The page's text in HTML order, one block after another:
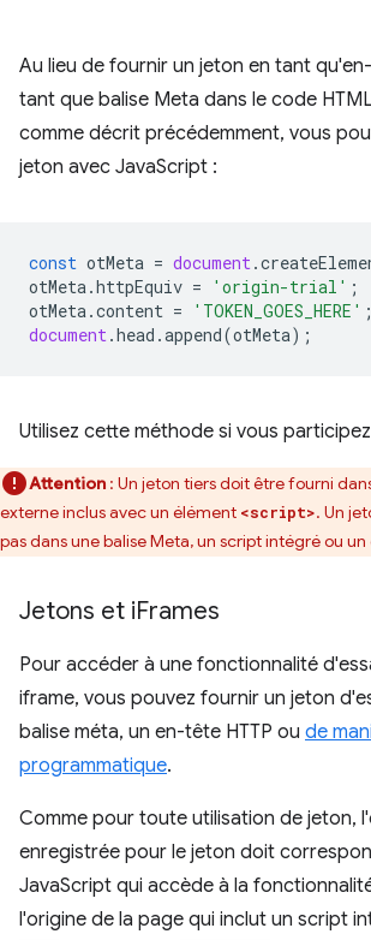
Au lieu de fournir un jeton en tant
tant que balise Meta dans le code
comme décrit précédemment, vous
jeton avec JavaScript :
const otMeta = document.
otMeta.httpEquiv = 'origin-trial' ;
otMeta.content = 'TOKEN_GOES_HERE' ;
document.head .append(otMeta);
Utilisez cette méthode si vous
Attention : Un jeton tiers doit être fourni
externe inclus avec un élément <script>. Un
pas dans une balise Meta, un script intégré ou un
Jetons et iFrames
Pour accéder à une fonctionnalité
iframe, vous pouvez fournir un jeton
balise méta, un en-tête HTTP ou de
programmatique.
Comme pour toute utilisation de jeton,
enregistrée pour le jeton doit
JavaScript qui accède à la
l'origine de la page qui inclut un script